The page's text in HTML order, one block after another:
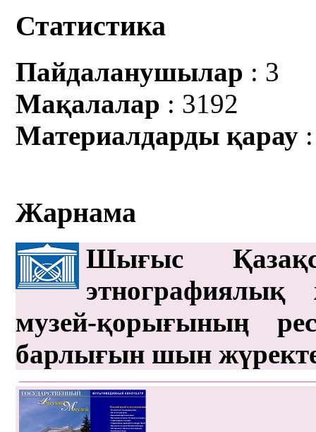
Статистика
Пайдаланушылар : 3
Мақалалар : 3192
Материалдарды қарау
Жарнама
Шығыс
этнографиялық
музей-қорығының
барлығын шын